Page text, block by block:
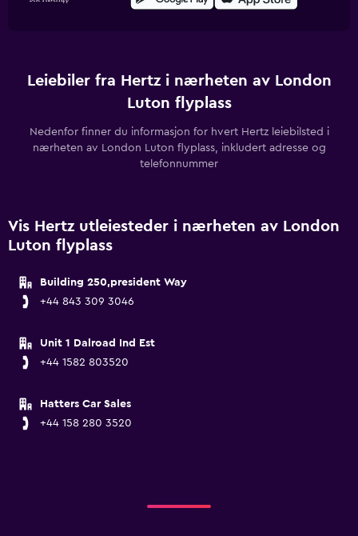
Leiebiler fra Hertz i nærheten av London
Luton flyplass
Nedenfor finner du informasjon for hvert Hertz leiebilsted i
nærheten av London Luton flyplass, inkludert adresse og
telefonnummer
Vis Hertz utleiesteder i nærheten av London
Luton flyplass
Building 250,president Way
+44 843 309 3046
Unit 1 Dalroad Ind Est
+44 1582 803520
Hatters Car Sales
+44 158 280 3520